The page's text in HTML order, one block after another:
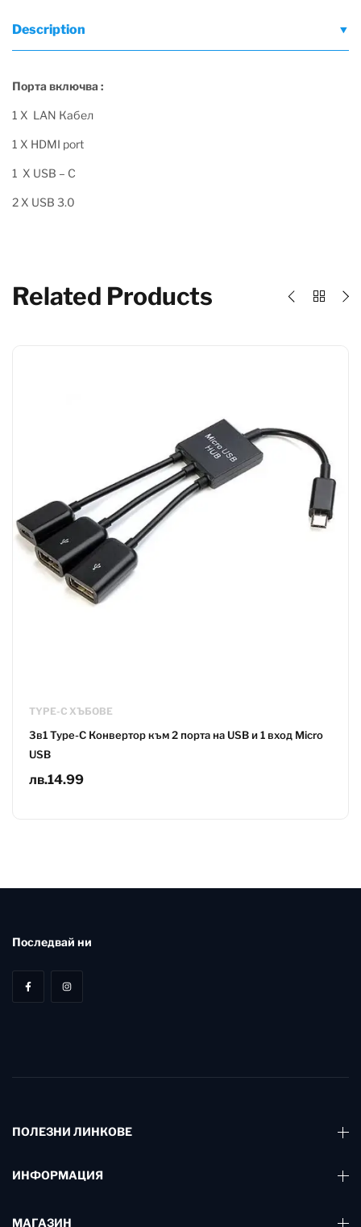
Description
Порта включва :
1 X LAN Кабел
1 X HDMI port
1 X USB – C
2 X USB 3.0
Related Products
TYPE-C ХЪБОВЕ
3в1 Type-C Конвертор към 2 порта на USB и 1 вход Micro
USB
лв.14.99
Последвай ни
ПОЛЕЗНИ ЛИНКОВЕ
ИНФОРМАЦИЯ
МАГАЗИН